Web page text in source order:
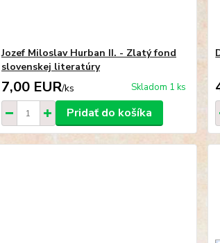
Jozef Miloslav Hurban II. - Zlatý fond
slovenskej literatúry
7,00 EUR/ks Skladom 1 ks
Pridať do košíka